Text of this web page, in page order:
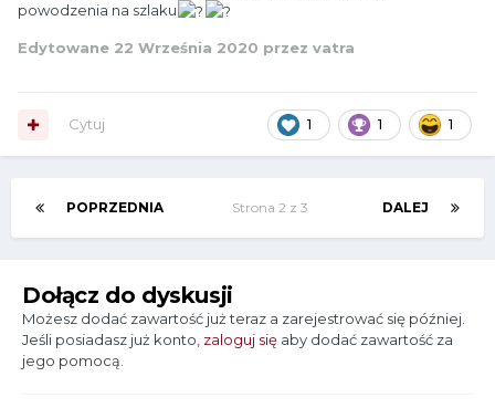
powodzenia na szlaku
Edytowane 22 Września 2020 przez vatra
1 1 1
Cytuj
POPRZEDNIA DALEJ
Strona 2 z 3
Dołącz do dyskusji
Możesz dodać zawartość już teraz a zarejestrować się później.
Jeśli posiadasz już konto, zaloguj się aby dodać zawartość za
jego pomocą.